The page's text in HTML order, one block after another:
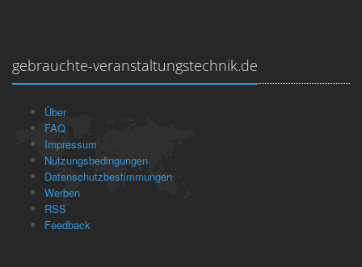
gebrauchte-veranstaltungstechnik.de
Über
FAQ
Impressum
Nutzungsbedingungen
Datenschutzbestimmungen
Werben
RSS
Feedback